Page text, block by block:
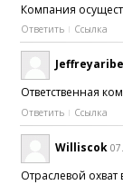
Компания
Ответить Ссылка
Jeffreyaribe
Ответственная
Ответить Ссылка
Williscok
Отраслевой